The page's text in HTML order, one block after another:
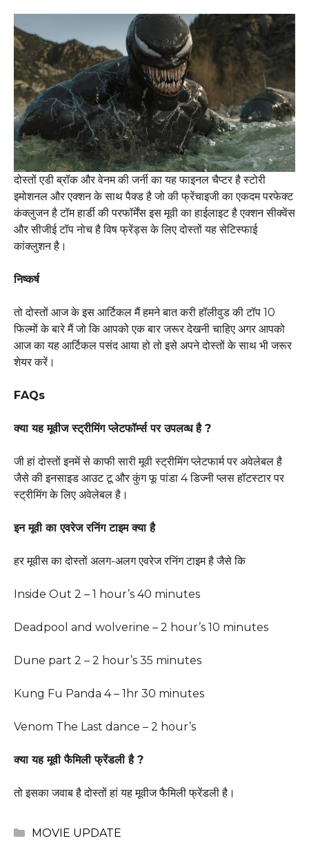
दोस्तों एडी ब्रॉक और वेनम की जर्नी का यह फाइनल चैप्टर है स्टोरी
इमोशनल और एक्शन के साथ पैक्ड है जो की फ्रेंचाइजी का एकदम परफेक्ट
कंक्लुजन है टॉम हार्डी की परफॉर्मेंस इस मूवी का हाईलाइट है एक्शन सीक्वेंस
और सीजीई टॉप नोच है विष फ्रेंड्स के लिए दोस्तों यह सेटिस्फाई
कांक्लुशन है।
निष्कर्ष
तो दोस्तों आज के इस आर्टिकल मैं हमने बात करी हॉलीवुड की टॉप 10
फिल्मों के बारे मैं जो कि आपको एक बार जरूर देखनी चाहिए अगर आपको
आज का यह आर्टिकल पसंद आया हो तो इसे अपने दोस्तों के साथ भी जरूर
शेयर करें।
FAQs
क्या यह मूवीज स्ट्रीमिंग प्लेटफॉर्म्स पर उपलव्ध है ?
जी हां दोस्तों इनमें से काफी सारी मूवी स्ट्रीमिंग प्लेटफार्म पर अवेलेबल है
जैसे की इनसाइड आउट टू और कुंग फू पांडा 4 डिज्नी प्लस हॉटस्टार पर
स्ट्रीमिंग के लिए अवेलेबल है।
इन मूवी का एवरेज रनिंग टाइम क्या है
हर मूवीस का दोस्तों अलग-अलग एवरेज रनिंग टाइम है जैसे कि
Inside Out 2 – 1 hour’s 40 minutes
Deadpool and wolverine – 2 hour’s 10 minutes
Dune part 2 – 2 hour’s 35 minutes
Kung Fu Panda 4 – 1hr 30 minutes
Venom The Last dance – 2 hour’s
क्या यह मूवी फैमिली फ्रेंडली है ?
तो इसका जवाब है दोस्तों हां यह मूवीज फैमिली फ्रेंडली है।
Categories
MOVIE UPDATE